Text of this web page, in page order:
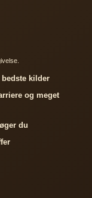
kilder
og meget
du